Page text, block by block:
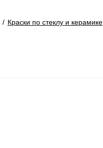
Краски по стеклу и керамике